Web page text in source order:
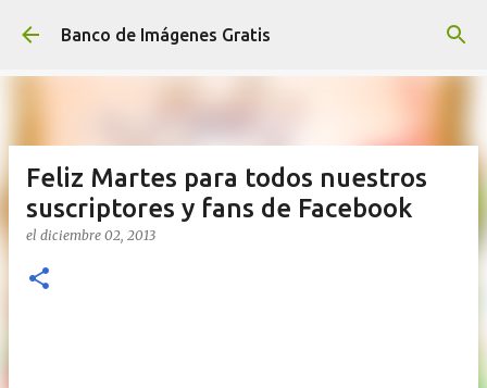
Ir al contenido principal
Banco de Imágenes Gratis
Feliz Martes para todos nuestros
suscriptores y fans de Facebook
el diciembre 02, 2013